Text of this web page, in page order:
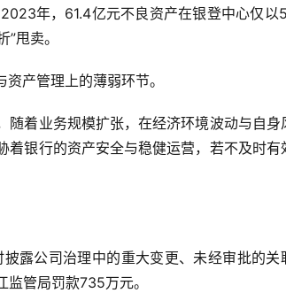
年，61.4亿元不良资产在银登中心仅以
甩卖。
产管理上的薄弱环节。
随着业务规模扩张，在经济环境波动与自身
银行的资产安全与稳健运营，若不及时有
露公司治理中的重大变更、未经审批的关
管局罚款735万元。